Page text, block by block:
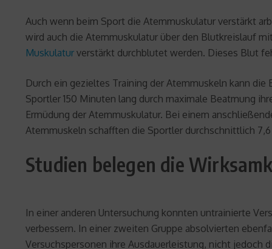
Auch wenn beim Sport die Atemmuskulatur verstärkt
wird auch die Atemmuskulatur über den Blutkreislauf
Muskulatur verstärkt durchblutet werden. Dieses Blut
Durch ein gezieltes Training der Atemmuskeln kann
Sportler 150 Minuten lang durch maximale Beatmung
Ermüdung der Atemmuskulatur. Bei einem
Atemmuskeln schafften die Sportler durchschnittlich
Studien belegen die
In einer anderen Untersuchung konnten untrainierte
verbessern. In einer zweiten Gruppe absolvierten
Versuchspersonen ihre Ausdauerleistung, nicht jedoch